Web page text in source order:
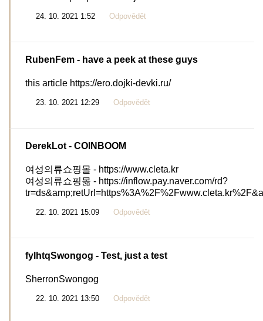
24. 10. 2021 1:52 Odpovědět
RubenFem - have a peek at these guys
this article https://ero.dojki-devki.ru/
23. 10. 2021 12:29 Odpovědět
DerekLot - COINBOOM
여성의류쇼핑몰 - https://www.cleta.kr
여성의류쇼핑몲 - https://inflow.pay.naver.com/rd?
22. 10. 2021 15:09 Odpovědět
fylhtqSwongog - Test, just a test
SherronSwongog
22. 10. 2021 13:50 Odpovědět